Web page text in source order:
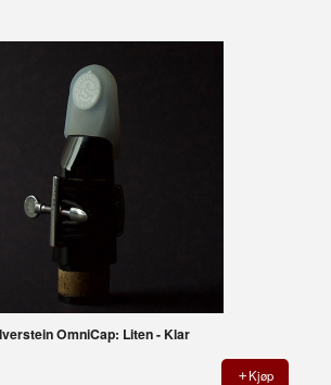
OmniCap: Liten - Klar
Kjøp